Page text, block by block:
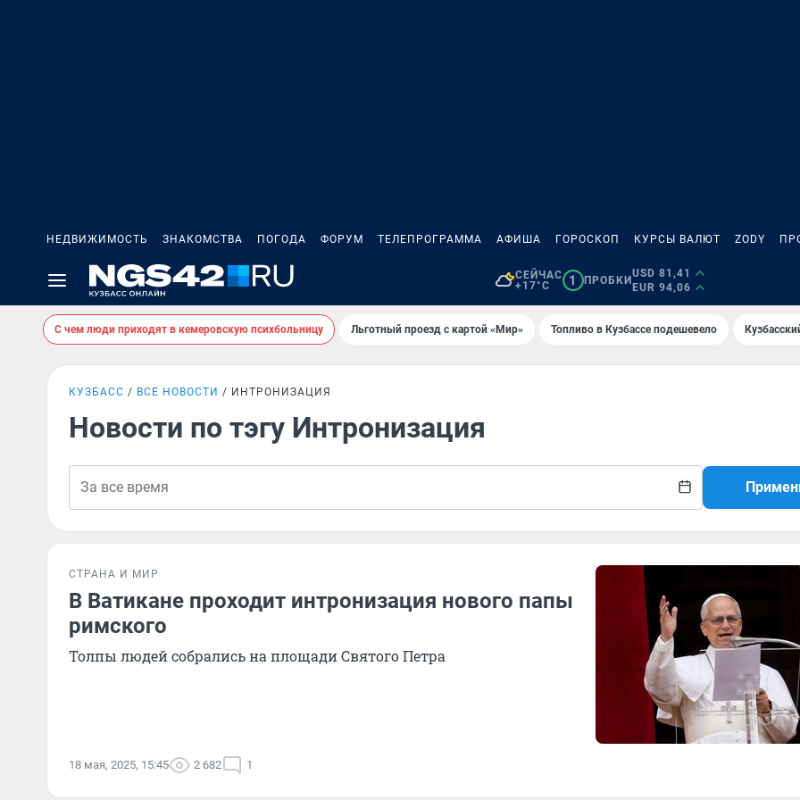
НЕДВИЖИМОСТЬ ЗНАКОМСТВА ПОГОДА ФОРУМ ТЕЛЕПРОГРАММА АФИША ГОРОСКОП КУРСЫ ВАЛЮТ ZODY
СЕЙЧАС
+17°C
1 ПРОБКИ
USD 81,41
EUR 94,06
С чем люди приходят в кемеровскую психбольницу Льготный проезд с картой «Мир» Топливо в Кузбассе подешевело
КУЗБАСС ВСЕ НОВОСТИ ИНТРОНИЗАЦИЯ
Новости по тэгу Интронизация
СТРАНА И МИР
В Ватикане проходит интронизация нового папы
римского
Толпы людей собрались на площади Святого Петра
18 мая, 2025, 15:45 2 682 1